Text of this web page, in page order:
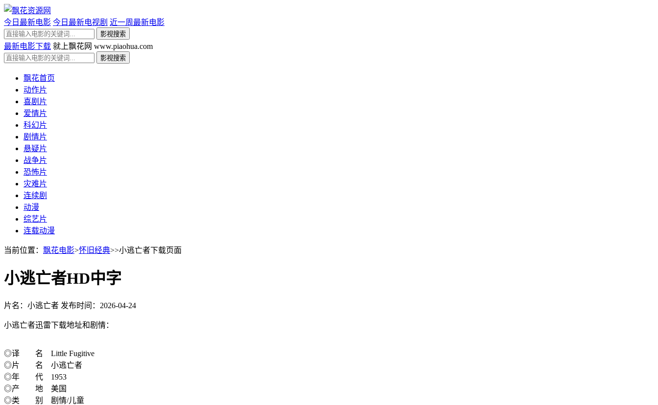
今日最新电影 今日最新电视剧 近一周最新电影
最新电影下载 就上飘花网 www.piaohua.com
飘花首页
动作片
喜剧片
爱情片
科幻片
剧情片
悬疑片
战争片
恐怖片
灾难片
连续剧
动漫
综艺片
连载动漫
当前位置： 飘花电影>怀旧经典>>小逃亡者下载页面
小逃亡者HD中字
片名：小逃亡者 发布时间：2026-04-24
小逃亡者迅雷下载地址和剧情：
◎译 名 Little Fugitive
◎片 名 小逃亡者
◎年 代 1953
◎产 地 美国
◎类 别 剧情/儿童